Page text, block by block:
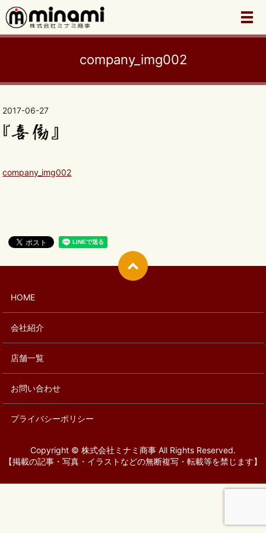
メ
company_img002
2017-06-27
company_img002
HOME
会社紹介
店舗一覧
お問い合わせ
プライバシーポリシー
Copyright © 株式会社ミナミ商事 All Rights Reserved.
【掲載の記事・写真・イラストなどの無断複写・転載等を禁じます】